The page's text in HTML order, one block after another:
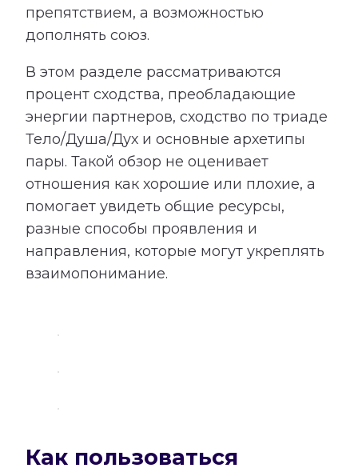
препятствием, а возможностью
дополнять союз.
В этом разделе рассматриваются
процент сходства, преобладающие
энергии партнеров, сходство по триаде
Тело/Душа/Дух и основные архетипы
пары. Такой обзор не оценивает
отношения как хорошие или плохие, а
помогает увидеть общие ресурсы,
разные способы проявления и
направления, которые могут укреплять
взаимопонимание.
Как пользоваться